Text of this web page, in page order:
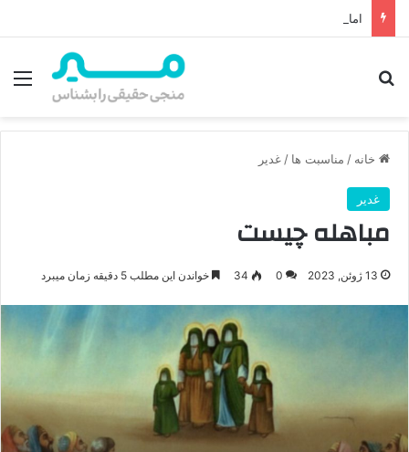
خانه / مناسبت ها /غدیر
غدیر
مباهله چیست
13 ژوئن, 2023 0
34 خواندن این مطلب 5 دقیقه زمان میبرد